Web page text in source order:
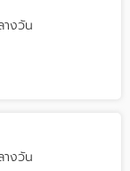
งวัน
งวัน